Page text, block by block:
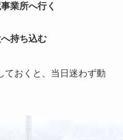
業所へ行く
持ち込む
ておくと、当日迷わず動